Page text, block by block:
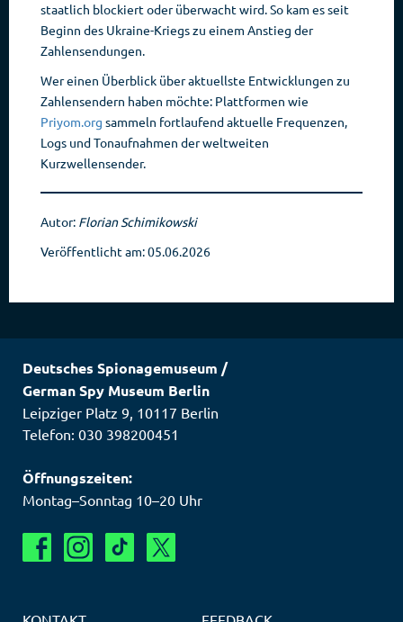
staatlich blockiert oder überwacht wird. So kam es seit
Beginn des Ukraine-Kriegs zu einem Anstieg der
Zahlensendungen.
Wer einen Überblick über aktuellste Entwicklungen zu
Zahlensendern haben möchte: Plattformen wie
Priyom.org sammeln fortlaufend aktuelle Frequenzen,
Logs und Tonaufnahmen der weltweiten
Kurzwellensender.
Autor: Florian Schimikowski
Veröffentlicht am: 05.06.2026
Deutsches Spionagemuseum /
German Spy Museum Berlin
Leipziger Platz 9, 10117 Berlin
Telefon: 030 398200451
Öffnungszeiten:
Montag–Sonntag 10–20 Uhr